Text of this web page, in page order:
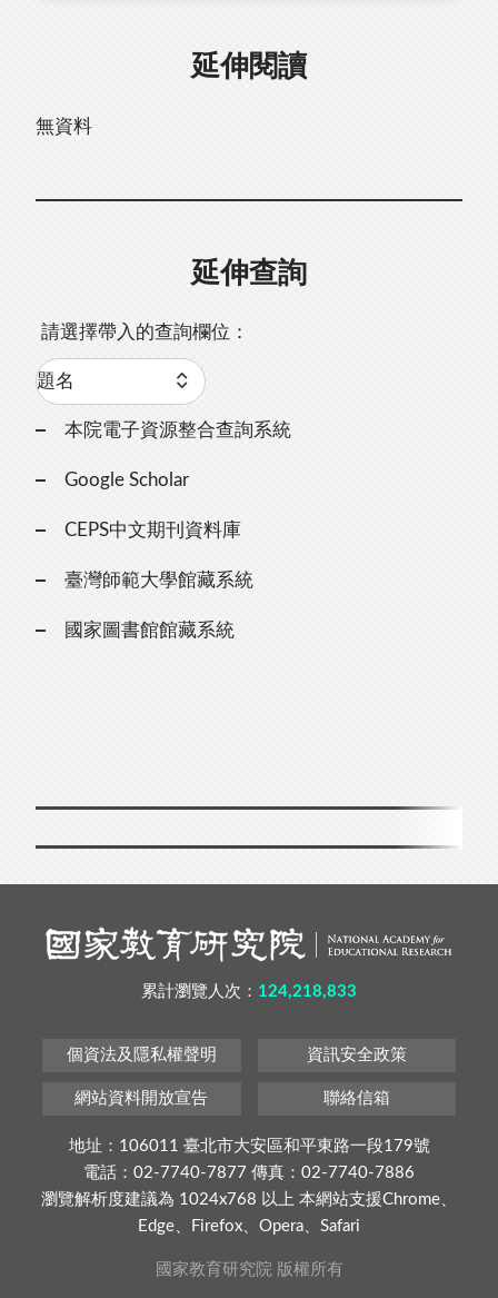
延伸閱讀
無資料
延伸查詢
請選擇帶入的查詢欄位：
本院電子資源整合查詢系統
Google Scholar
CEPS中文期刊資料庫
臺灣師範大學館藏系統
國家圖書館館藏系統
累計瀏覽人次： 124,218,833
個資法及隱私權聲明 資訊安全政策
網站資料開放宣告 聯絡信箱
地址：106011 臺北市大安區和平東路一段179號
電話：02-7740-7877 傳真：02-7740-7886
瀏覽解析度建議為 1024x768 以上 本網站支援Chrome、
Edge、Firefox、Opera、Safari
國家教育研究院 版權所有